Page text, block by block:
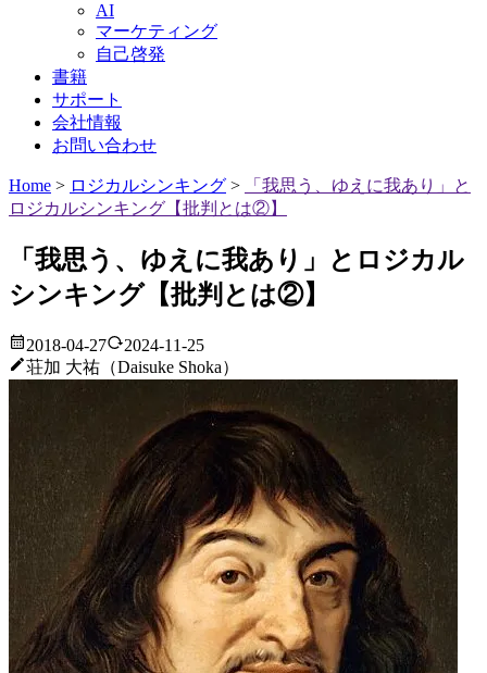
AI
マーケティング
自己啓発
書籍
サポート
会社情報
お問い合わせ
Home > ロジカルシンキング >
「我思う、ゆえに我あり」と
ロジカルシンキング【批判とは②】
「我思う、ゆえに我あり」とロジカル
シンキング【批判とは②】
2018-04-27
2024-11-25
荘加 大祐（Daisuke Shoka）